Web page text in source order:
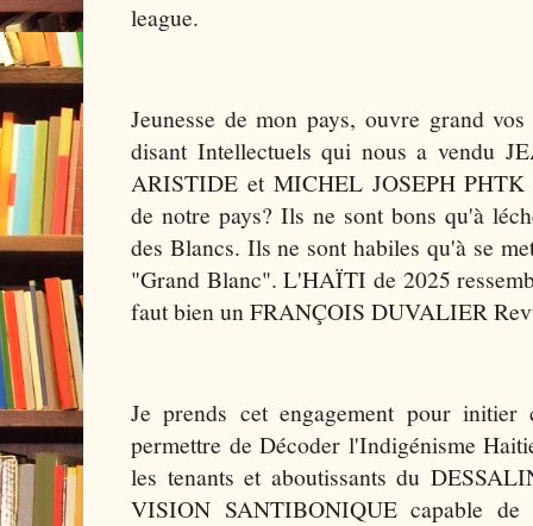
league.
Jeunesse de mon pays, ouvre grand
disant Intellectuels qui nous a vendu
ARISTIDE et MICHEL JOSEPH
de notre pays? Ils ne sont bons qu'à
des Blancs. Ils ne sont habiles qu'à se
"Grand Blanc". L'HAÏTI de 2025
faut bien un FRANÇOIS DUVALIER
Je prends cet engagement pour
permettre de Décoder l'Indigénisme
les tenants et aboutissants du
VISION SANTIBONIQUE capable